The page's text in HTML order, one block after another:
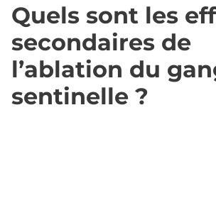
Quels sont les
secondaires de
l’ablation du
sentinelle ?